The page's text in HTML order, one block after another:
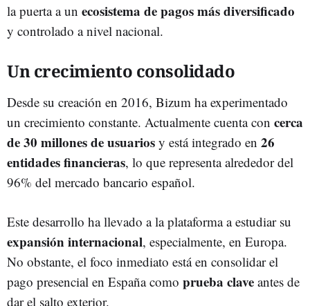
la puerta a un ecosistema de pagos más diversificado
y controlado a nivel nacional.
Un crecimiento consolidado
Desde su creación en 2016, Bizum ha experimentado
un crecimiento constante. Actualmente cuenta con cerca
de 30 millones de usuarios y está integrado en 26
entidades financieras, lo que representa alrededor del
96% del mercado bancario español.
Este desarrollo ha llevado a la plataforma a estudiar su
expansión internacional, especialmente, en Europa.
No obstante, el foco inmediato está en consolidar el
pago presencial en España como prueba clave antes de
dar el salto exterior.